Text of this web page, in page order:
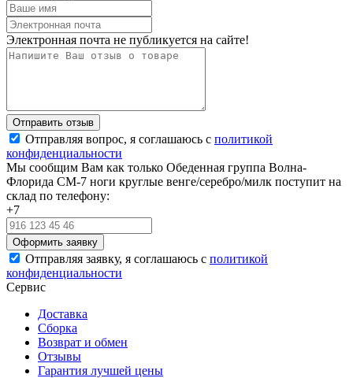
Электронная почта не публикуется на сайте!
Отправляя вопрос, я соглашаюсь с политикой
конфиденциальности
Мы сообщим Вам как только Обеденная группа Волна-
Флорида СМ-7 ноги круглые венге/серебро/милк поступит на
склад по телефону:
+7
Отправляя заявку, я соглашаюсь с политикой
конфиденциальности
Сервис
Доставка
Сборка
Возврат и обмен
Отзывы
Гарантия лучшей цены